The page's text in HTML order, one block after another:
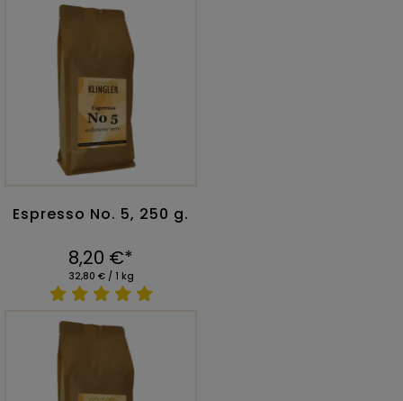
Espresso No. 5, 250 g.
8,20 €*
32,80 € / 1 kg